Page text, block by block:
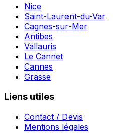
Nice
Saint-Laurent-du-Var
Cagnes-sur-Mer
Antibes
Vallauris
Le Cannet
Cannes
Grasse
Liens utiles
Contact / Devis
Mentions légales